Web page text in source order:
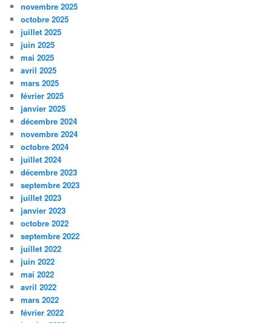
novembre 2025
octobre 2025
juillet 2025
juin 2025
mai 2025
avril 2025
mars 2025
février 2025
janvier 2025
décembre 2024
novembre 2024
octobre 2024
juillet 2024
décembre 2023
septembre 2023
juillet 2023
janvier 2023
octobre 2022
septembre 2022
juillet 2022
juin 2022
mai 2022
avril 2022
mars 2022
février 2022